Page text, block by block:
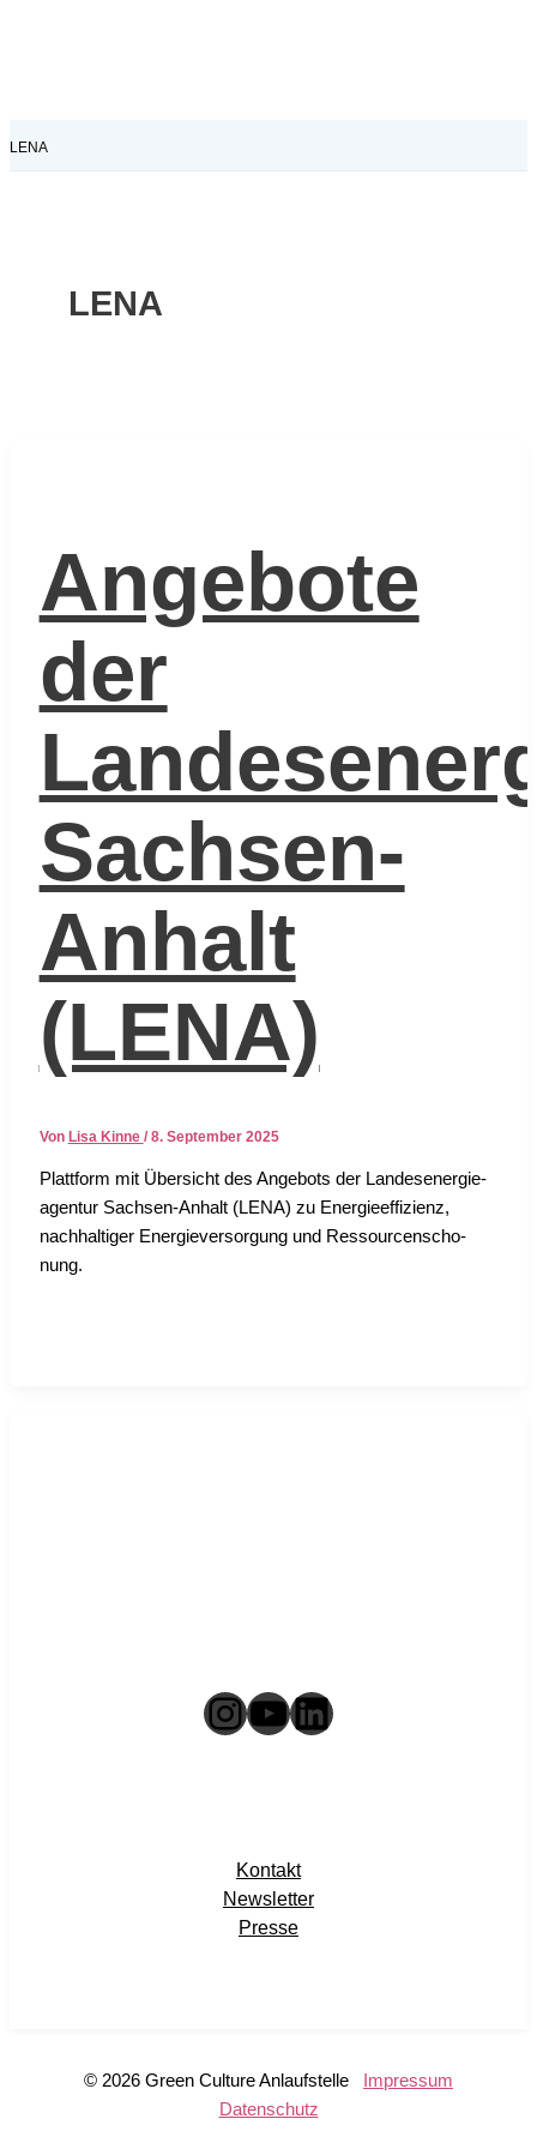
LENA
LENA
Angebote
der
Sachsen-
Anhalt
(LENA)
Von Lisa Kinne / 8. September 2025
Platt­form mit Über­sicht des Ange­bots der Lan­des­en­er­gie­
agen­tur Sach­sen-Anhalt (LENA) zu Ener­gie­ef­fi­zi­enz,
nach­hal­ti­ger Ener­gie­ver­sor­gung und Res­sour­cen­scho­
nung.
Instagram
YouTube
LinkedIn
Kontakt
Newsletter
Presse
© 2026 Green Culture Anlaufstelle
Impressum
Datenschutz